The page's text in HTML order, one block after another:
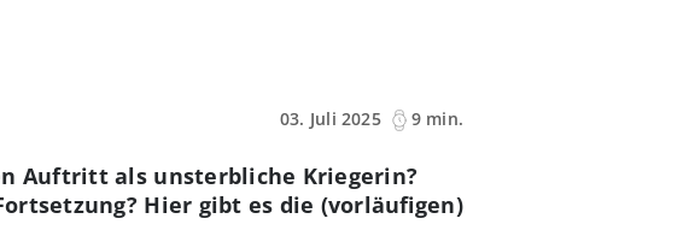
03. Juli 2025
9 min.
Auftritt als unsterbliche Kriegerin?
Hier gibt es die (vorläufigen)